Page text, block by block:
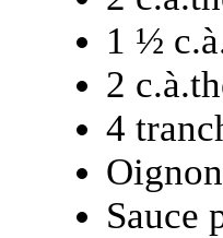
1 ½
2
4
Sauce